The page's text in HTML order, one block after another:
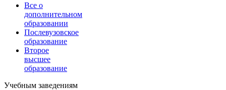
Все о
дополнительном
образовании
Послевузовское
образование
Второе
высшее
образование
Учебным заведениям